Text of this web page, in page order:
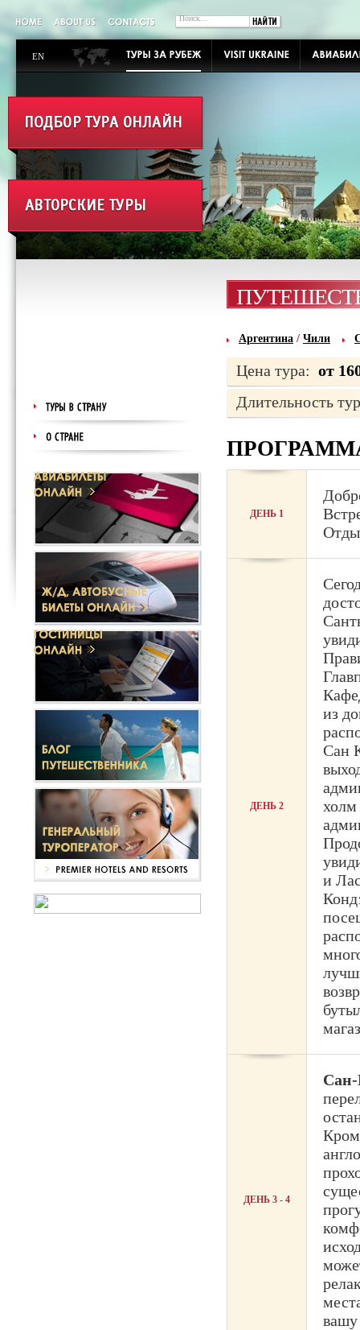
EN
Аргентина / Чили
Цена тура: от
Длительность
ДЕНЬ 1
ДЕНЬ 2
из
Сан
холм
и
ДЕНЬ 3 - 4
Сан-
вашу